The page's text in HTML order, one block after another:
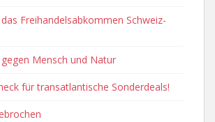
Freihandelsabkommen Schweiz-
Mensch und Natur
für transatlantische Sonderdeals!